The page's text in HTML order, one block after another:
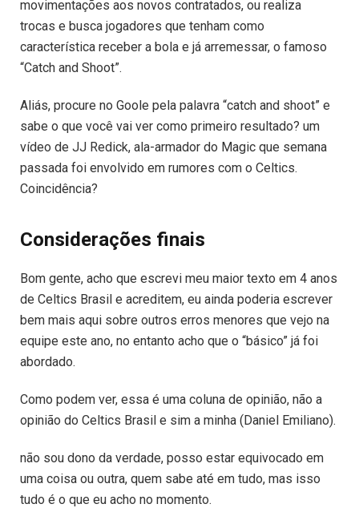
movimentações aos novos contratados, ou realiza
trocas e busca jogadores que tenham como
característica receber a bola e já arremessar, o famoso
“Catch and Shoot”.
Aliás, procure no Goole pela palavra “catch and shoot” e
sabe o que você vai ver como primeiro resultado? um
vídeo de JJ Redick, ala-armador do Magic que semana
passada foi envolvido em rumores com o Celtics.
Coincidência?
Considerações finais
Bom gente, acho que escrevi meu maior texto em 4 anos
de Celtics Brasil e acreditem, eu ainda poderia escrever
bem mais aqui sobre outros erros menores que vejo na
equipe este ano, no entanto acho que o “básico” já foi
abordado.
Como podem ver, essa é uma coluna de opinião, não a
opinião do Celtics Brasil e sim a minha (Daniel Emiliano).
não sou dono da verdade, posso estar equivocado em
uma coisa ou outra, quem sabe até em tudo, mas isso
tudo é o que eu acho no momento.